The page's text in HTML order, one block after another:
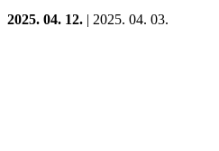
2025. 04. 12. | 2025. 04. 03.